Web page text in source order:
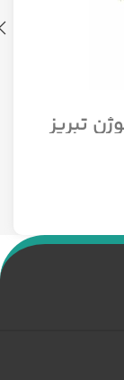
تبریز